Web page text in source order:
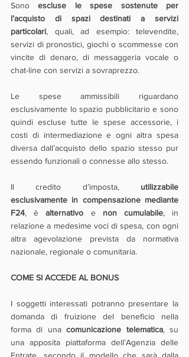
Sono escluse le spese sostenute per
l’acquisto di spazi destinati a servizi
particolari, quali, ad esempio: televendite,
servizi di pronostici, giochi o scommesse con
vincite di denaro, di messaggeria vocale o
chat-line con servizi a sovraprezzo.
Le spese ammissibili riguardano
esclusivamente lo spazio pubblicitario e sono
quindi escluse tutte le spese accessorie, i
costi di intermediazione e ogni altra spesa
diversa dall’acquisto dello spazio stesso pur
essendo funzionali o connesse allo stesso.
Il credito d’imposta, utilizzabile
esclusivamente in compensazione mediante
F24, è alternativo e non cumulabile, in
relazione a medesime voci di spesa, con ogni
altra agevolazione prevista da normativa
nazionale, regionale o comunitaria.
COME SI ACCEDE AL BONUS
I soggetti interessati potranno presentare la
domanda di fruizione del beneficio nella
forma di una comunicazione telematica, su
una apposita piattaforma dell’Agenzia delle